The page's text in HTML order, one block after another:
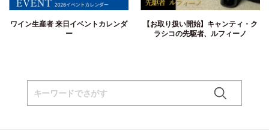
ワイン生産者 来日イベントカレンダ
ー
【お取り扱い開始】キャンティ・ク
ラシコの先駆者、ルフィーノ